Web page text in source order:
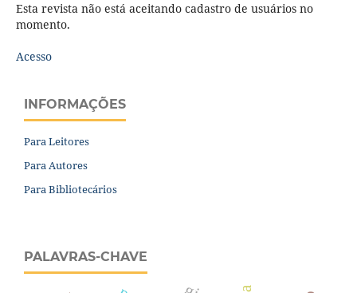
Esta revista não está aceitando cadastro de usuários no
momento.
Acesso
INFORMAÇÕES
Para Leitores
Para Autores
Para Bibliotecários
PALAVRAS-CHAVE